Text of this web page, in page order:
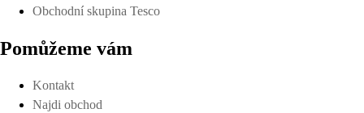
Obchodní skupina Tesco
Pomůžeme vám
Kontakt
Najdi obchod